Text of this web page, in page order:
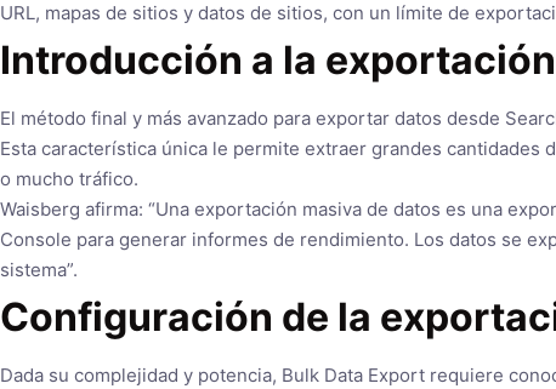
URL, mapas de sitios y datos de sitios, con un límite de
Introducción a la
El método final y más avanzado para exportar datos desde
Esta característica única le permite extraer grandes cantidades
o mucho tráfico.
Waisberg afirma: “Una exportación masiva de datos es una
Console para generar informes de rendimiento. Los datos se
sistema”.
Configuración de la
Dada su complejidad y potencia, Bulk Data Export requiere